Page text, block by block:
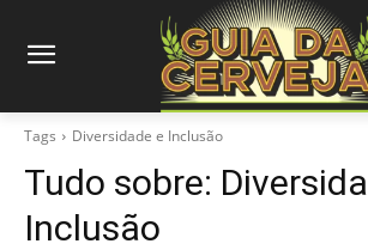
Tags Diversidade e Inclusão
Tudo sobre:
Inclusão